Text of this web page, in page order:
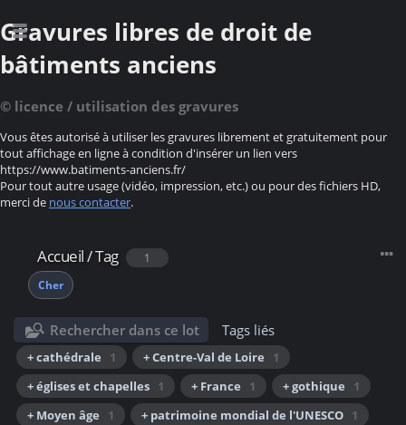
Gravures libres de droit de
bâtiments anciens
© licence / utilisation des gravures
Vous êtes autorisé à utiliser les gravures librement et gratuitement pour
tout affichage en ligne à condition d'insérer un lien vers
https://www.batiments-anciens.fr/
Pour tout autre usage (vidéo, impression, etc.) ou pour des fichiers HD,
merci de nous contacter.
Accueil/Tag
1
Cher
Rechercher dans ce lot Tags liés
+ cathédrale 1 + Centre-Val de Loire
1
+ églises et chapelles 1 + France 1 + gothique
1
+ Moyen âge
1 + patrimoine mondial de l'UNESCO 1